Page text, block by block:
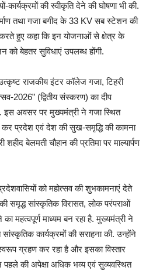
कार्यक्रमों की स्वीकृति देने की घोषणा भी की.
तथा गजा बगीद के 33 KV सब स्टेशन की
करते हुए कहा कि इन योजनाओं से क्षेत्र के
बेहतर सुविधाएं उपलब्ध होंगी.
राजकीय इंटर कॉलेज गजा, टिहरी
2026” (द्वितीय संस्करण) का दीप
इस अवसर पर मुख्यमंत्री ने गजा स्थित
कर प्रदेश एवं देश की सुख-समृद्धि की कामना
बेलमती चौहान की प्रतिमा पर माल्यार्पण
को महोत्सव की शुभकामनाएं देते
समृद्ध सांस्कृतिक विरासत, लोक परंपराओं
महत्वपूर्ण माध्यम बन रहा है. मुख्यमंत्री ने
सांस्कृतिक कार्यक्रमों की सराहना की. उन्होंने
ग्रहण कर रहा है और इसका विस्तार
पहले की अपेक्षा अधिक भव्य एवं सुव्यवस्थित